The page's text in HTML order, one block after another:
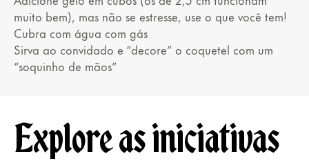
muito bem), mas não se estresse, use o que você tem!
Cubra com água com gás
Sirva ao convidado e “decore” o coquetel com um
“soquinho de mãos”
Explore as iniciativas